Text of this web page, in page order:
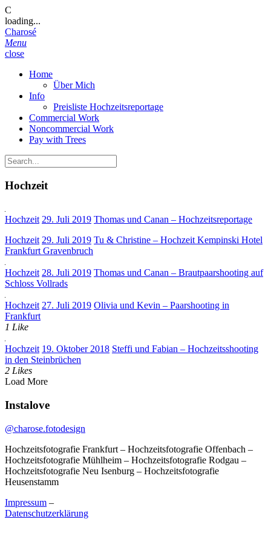
C
loading...
Charosé
Menu
close
Home
Über Mich
Info
Preisliste Hochzeitsreportage
Commercial Work
Noncommercial Work
Pay with Trees
Hochzeit
Hochzeit 29. Juli 2019 Thomas und Canan – Hochzeitsreportage
Hochzeit 29. Juli 2019 Tu & Christine – Hochzeit Kempinski Hotel
Frankfurt Gravenbruch
Hochzeit 28. Juli 2019 Thomas und Canan – Brautpaarshooting auf
Schloss Vollrads
Hochzeit 27. Juli 2019 Olivia und Kevin – Paarshooting in
Frankfurt
1 Like
Hochzeit 19. Oktober 2018 Steffi und Fabian – Hochzeitsshooting
in den Steinbrüchen
2 Likes
Load More
Instalove
@charose.fotodesign
Hochzeitsfotografie Frankfurt – Hochzeitsfotografie Offenbach –
Hochzeitsfotografie Mühlheim – Hochzeitsfotografie Rodgau –
Hochzeitsfotografie Neu Isenburg – Hochzeitsfotografie
Heusenstamm
Impressum –
Datenschutzerklärung